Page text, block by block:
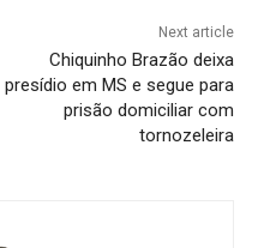
Next article
Chiquinho Brazão deixa
presídio em MS e segue para
prisão domiciliar com
tornozeleira